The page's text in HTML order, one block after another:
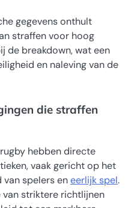
gegevens onthult
straffen voor hoog
de breakdown, wat een
en naleving van de
die straffen
hebben directe
vaak gericht op het
spelers eneerlijk spel.
striktere richtlijnen